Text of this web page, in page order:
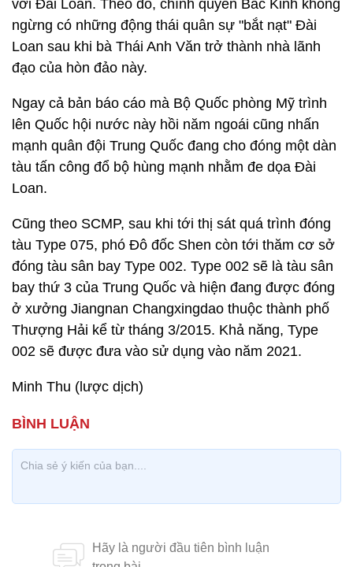
với Đài Loan. Theo đó, chính quyền Bắc Kinh không
ngừng có những động thái quân sự "bắt nạt" Đài
Loan sau khi bà Thái Anh Văn trở thành nhà lãnh
đạo của hòn đảo này.
Ngay cả bản báo cáo mà Bộ Quốc phòng Mỹ trình
lên Quốc hội nước này hồi năm ngoái cũng nhấn
mạnh quân đội Trung Quốc đang cho đóng một dàn
tàu tấn công đổ bộ hùng mạnh nhằm đe dọa Đài
Loan.
Cũng theo SCMP, sau khi tới thị sát quá trình đóng
tàu Type 075, phó Đô đốc Shen còn tới thăm cơ sở
đóng tàu sân bay Type 002. Type 002 sẽ là tàu sân
bay thứ 3 của Trung Quốc và hiện đang được đóng
ở xưởng Jiangnan Changxingdao thuộc thành phố
Thượng Hải kể từ tháng 3/2015. Khả năng, Type
002 sẽ được đưa vào sử dụng vào năm 2021.
Minh Thu (lược dịch)